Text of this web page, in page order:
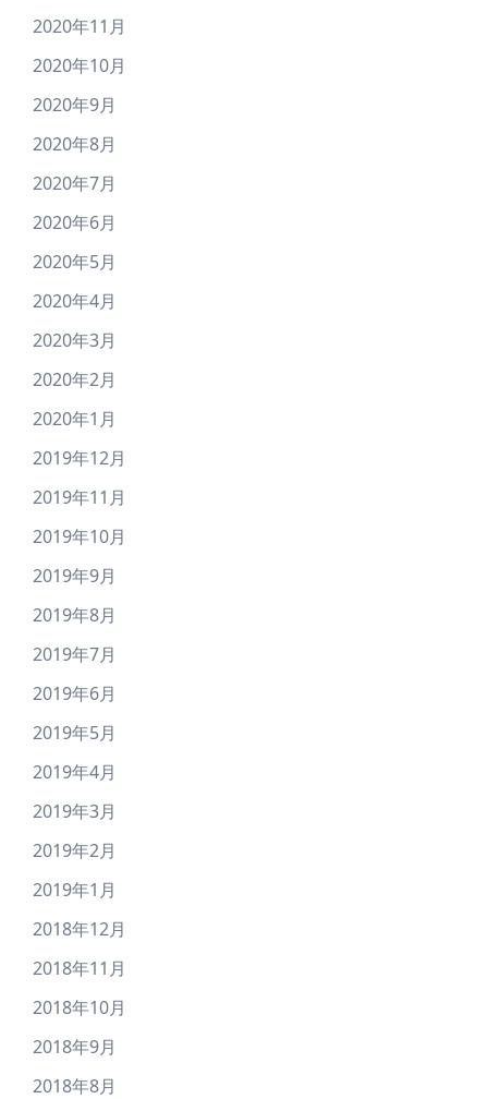
2020年11月
2020年10月
2020年9月
2020年8月
2020年7月
2020年6月
2020年5月
2020年4月
2020年3月
2020年2月
2020年1月
2019年12月
2019年11月
2019年10月
2019年9月
2019年8月
2019年7月
2019年6月
2019年5月
2019年4月
2019年3月
2019年2月
2019年1月
2018年12月
2018年11月
2018年10月
2018年9月
2018年8月